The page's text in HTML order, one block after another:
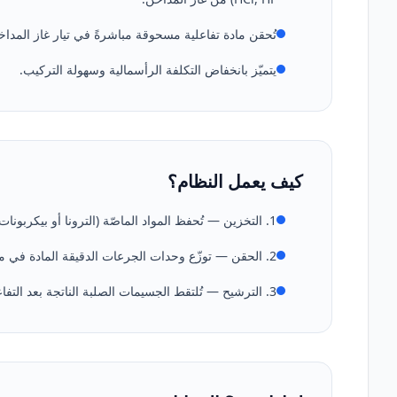
تُحقن مادة تفاعلية مسحوقة مباشرةً في تيار غاز
يتميّز بانخفاض التكلفة الرأسمالية وسهولة التركيب.
كيف يعمل النظام؟
1. التخزين — تُحفظ المواد الماصّة (الترونا أو بيكربونات الصوديوم) في صوامع محكمة الإغلاق مخصّصة.
2. الحقن — توزّع وحدات الجرعات الدقيقة المادة في مجرى الغاز بشكل متجانس.
3. الترشيح — تُلتقط الجسيمات الصلبة الناتجة بعد التفاعل في فلتر الأكياس وتُزال من النظام.